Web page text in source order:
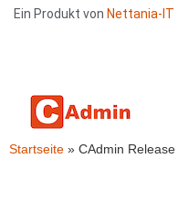
Ein Produkt von Nettania-IT
Startseite » CAdmin